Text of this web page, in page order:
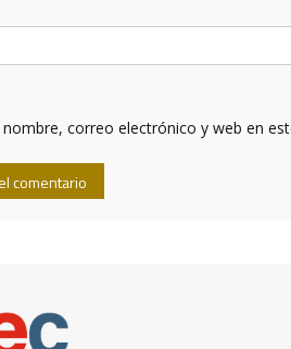
correo electrónico y web en